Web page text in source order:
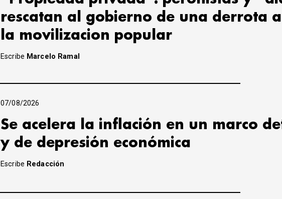
rescatan al gobierno de una derrota
la movilizacion popular
Escribe Marcelo Ramal
07/08/2026
Se acelera la inflación en un marco
y de depresión económica
Escribe Redacción